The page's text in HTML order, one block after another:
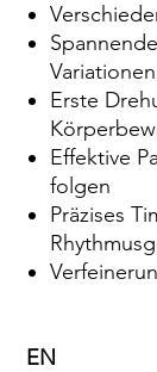
Variationen
Erste
Effektive
folgen
Präzises
EN